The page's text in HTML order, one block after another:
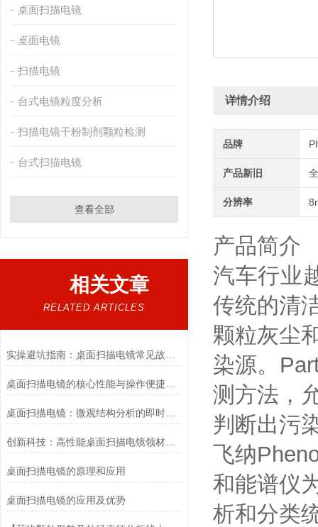
桌面扫描电镜
桌面电镜
扫描电镜
台式电镜粒度分析
扫描电镜干粉制剂颗粒检测
台式扫描电镜
查看全部
相关文章
RELATED ARTICLES
桌面扫描电镜：微观结构分析的即时解决方案
创新科技：高性能桌面扫描电镜领材料分析新纪元
桌面扫描电镜的原理和应用
桌面扫描电镜的应用及优势
详情介绍
品牌
产品新旧
分辨率
产品简介
汽车行业
传统的清
颗粒灰尘
染源
测方法
判断出污染
飞纳
和能谱仪
析和分类统